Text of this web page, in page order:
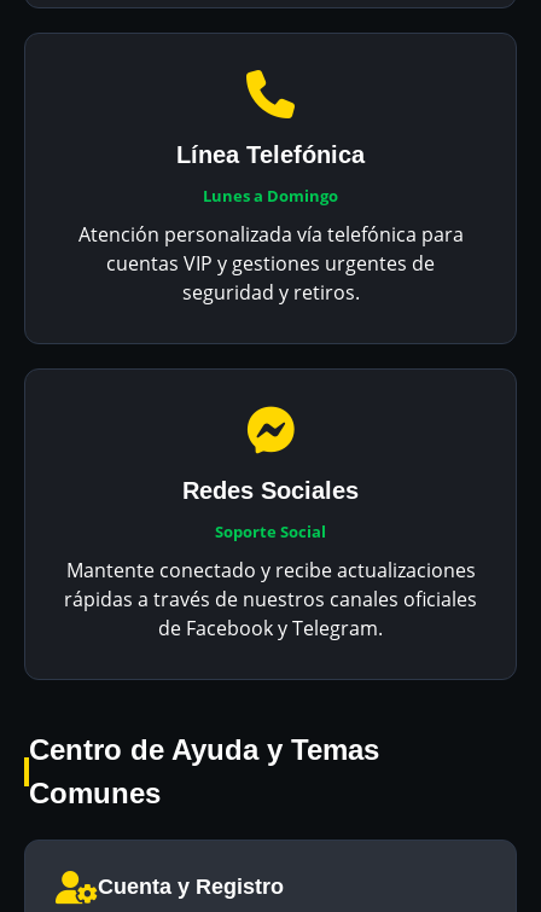
Línea Telefónica
Lunes a Domingo
Atención personalizada vía telefónica para
cuentas VIP y gestiones urgentes de
seguridad y retiros.
Redes Sociales
Soporte Social
Mantente conectado y recibe actualizaciones
rápidas a través de nuestros canales oficiales
de Facebook y Telegram.
Centro de Ayuda y Temas
Comunes
Cuenta y Registro